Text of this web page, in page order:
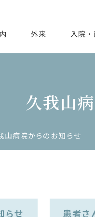
外来 入院
久我山
山病院からのお知らせ
らせ 患者さ